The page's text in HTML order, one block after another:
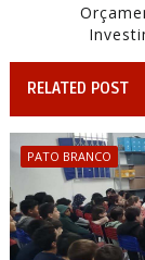
RELATED POST
PATO BRANCO